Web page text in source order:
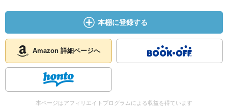
＿＿＿＿＿＿＿
炎立つの炎とは
QEDの読みすぎな僕からすると、タタラ場の火炉のこと
本棚に登録する
Amazon 詳細ページへ
本ページはアフィリエイトプログラムによる収益を得ています